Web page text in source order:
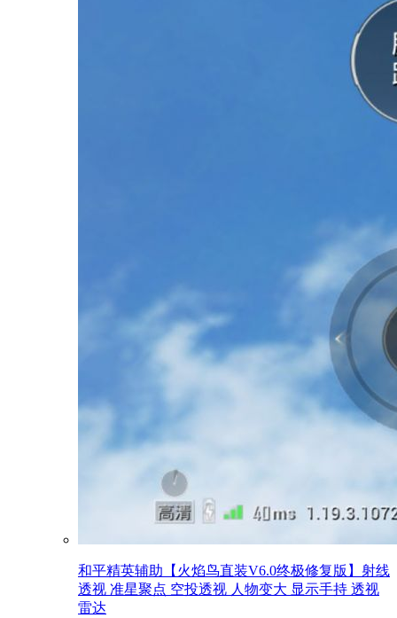
和平精英辅助【火焰鸟直装V6.0终极修复版】射线
透视 准星聚点 空投透视 人物变大 显示手持 透视
雷达